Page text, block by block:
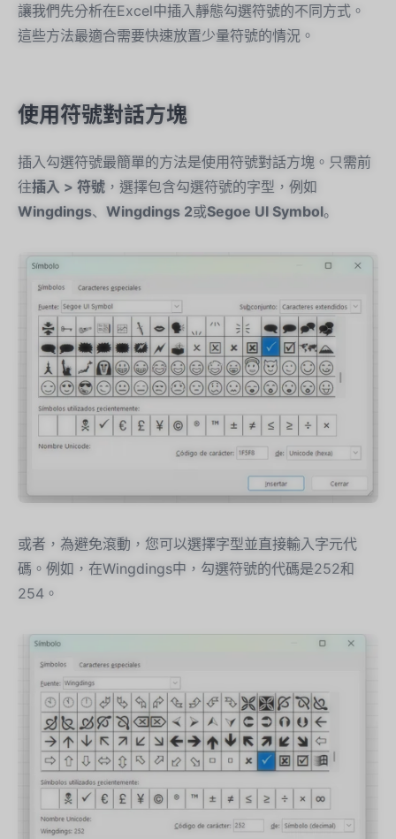
讓我們先分析在Excel中插入靜態勾選符號的不同方式。
這些方法最適合需要快速放置少量符號的情況。
使用符號對話方塊
插入勾選符號最簡單的方法是使用符號對話方塊。只需前
往插入 > 符號 ，選擇包含勾選符號的字型，例如
Wingdings、 Wingdings 2或Segoe UI Symbol。
或者，為避免滾動，您可以選擇字型並直接輸入字元代
碼。例如，在Wingdings中，勾選符號的代碼是252和
254。